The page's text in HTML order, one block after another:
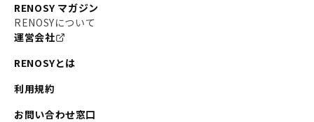
RENOSY マガジン
RENOSYについて
運営会社
RENOSYとは
利用規約
お問い合わせ窓口